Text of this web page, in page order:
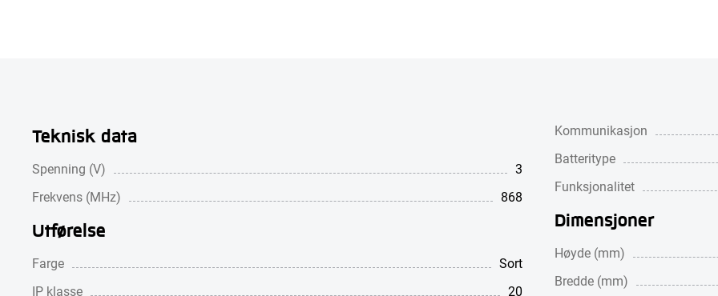
Teknisk data
Spenning (V)
3
Frekvens (MHz)
868
Utførelse
Farge
Sort
IP klasse
20
Kommunikasjon
Batteritype
Funksjonalitet
Dimensjoner
Høyde (mm)
Bredde (mm)